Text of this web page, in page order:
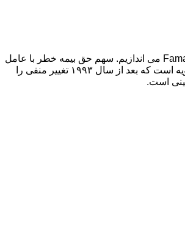
ما با استخراج سهم حق بیمه ریسک برای هر عامل بر اساس حل سیستم معادلات خطی ، نگاه جدیدی به مدل قیمت گذاری دارایی سه عامل Fama and French (1993) می اندازیم. سهم حق بیمه خطر با عامل
اصلی بازده بیش از حد بی ارتباط نیست و جبران جدا شده از یک عامل خطر خاص را ضبط می کند. ما نشان می دهیم که سهم حق بیمه ریسک دارای فصلی در ژانویه است که بعد از سال ۱۹۹۳ تغییر منفی را